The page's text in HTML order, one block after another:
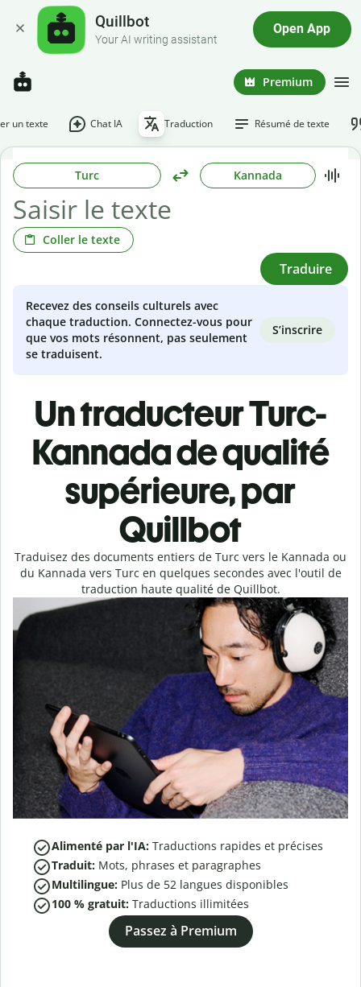
Quillbot
Your AI writing assistant
Open App
Premium
un texte Chat IA Traduction Résumé de texte
Turc Kannada
Coller le texte
Traduire
Recevez des conseils culturels avec
chaque traduction. Connectez-vous pour
que vos mots résonnent, pas seulement
se traduisent.
S’inscrire
Un traducteur Turc-
Kannada de qualité
supérieure, par
Quillbot
Traduisez des documents entiers de Turc vers le Kannada ou
du Kannada vers Turc en quelques secondes avec l'outil de
traduction haute qualité de Quillbot.
Alimenté par l'IA: Traductions rapides et précises
Traduit: Mots, phrases et paragraphes
Multilingue: Plus de 52 langues disponibles
100 % gratuit: Traductions illimitées
Passez à Premium